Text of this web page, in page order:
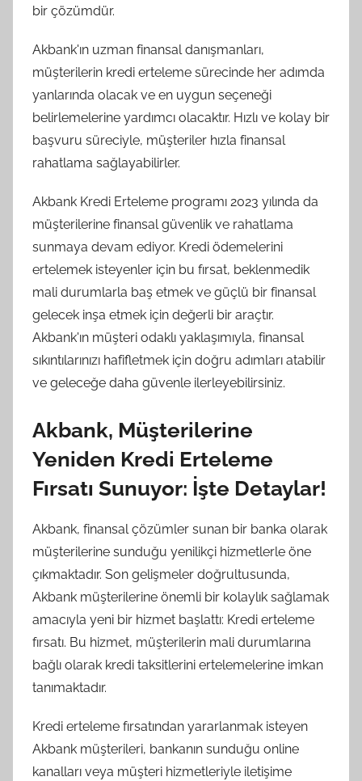
bir çözümdür.
Akbank'ın uzman finansal danışmanları,
müşterilerin kredi erteleme sürecinde her adımda
yanlarında olacak ve en uygun seçeneği
belirlemelerine yardımcı olacaktır. Hızlı ve kolay bir
başvuru süreciyle, müşteriler hızla finansal
rahatlama sağlayabilirler.
Akbank Kredi Erteleme programı 2023 yılında da
müşterilerine finansal güvenlik ve rahatlama
sunmaya devam ediyor. Kredi ödemelerini
ertelemek isteyenler için bu fırsat, beklenmedik
mali durumlarla baş etmek ve güçlü bir finansal
gelecek inşa etmek için değerli bir araçtır.
Akbank'ın müşteri odaklı yaklaşımıyla, finansal
sıkıntılarınızı hafifletmek için doğru adımları atabilir
ve geleceğe daha güvenle ilerleyebilirsiniz.
Akbank, Müşterilerine
Yeniden Kredi Erteleme
Fırsatı Sunuyor: İşte Detaylar!
Akbank, finansal çözümler sunan bir banka olarak
müşterilerine sunduğu yenilikçi hizmetlerle öne
çıkmaktadır. Son gelişmeler doğrultusunda,
Akbank müşterilerine önemli bir kolaylık sağlamak
amacıyla yeni bir hizmet başlattı: Kredi erteleme
fırsatı. Bu hizmet, müşterilerin mali durumlarına
bağlı olarak kredi taksitlerini ertelemelerine imkan
tanımaktadır.
Kredi erteleme fırsatından yararlanmak isteyen
Akbank müşterileri, bankanın sunduğu online
kanalları veya müşteri hizmetleriyle iletişime